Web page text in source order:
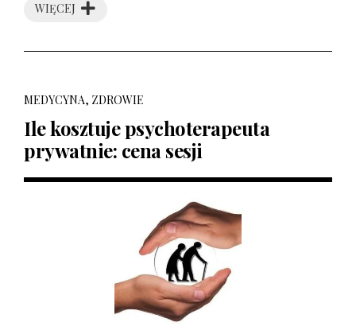
WIĘCEJ
MEDYCYNA, ZDROWIE
Ile kosztuje psychoterapeuta
prywatnie: cena sesji